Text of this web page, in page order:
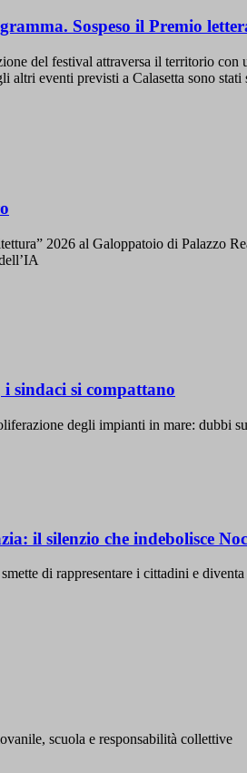
Sospeso il Premio
del festival attraversa il territorio
altri eventi previsti a Calasetta sono
2026 al Galoppatoio di Palazzo
i sindaci si compattano
degli impianti in mare: dubbi
il silenzio che indebolisce
di rappresentare i cittadini e
scuola e responsabilità collettive